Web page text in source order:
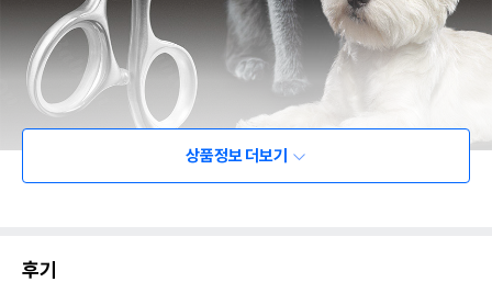
상품정보 더보기
후기